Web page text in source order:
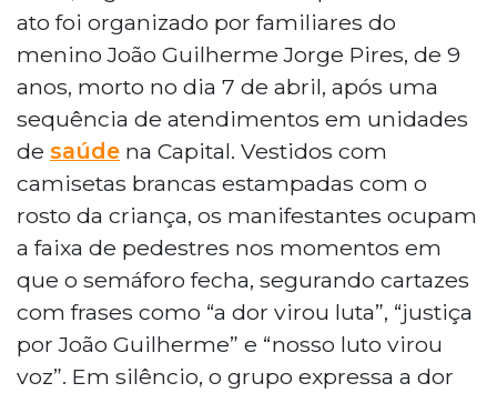
ato foi organizado por familiares do
menino João Guilherme Jorge Pires, de 9
anos, morto no dia 7 de abril, após uma
sequência de atendimentos em unidades
de saúde na Capital. Vestidos com
camisetas brancas estampadas com o
rosto da criança, os manifestantes ocupam
a faixa de pedestres nos momentos em
que o semáforo fecha, segurando cartazes
com frases como “a dor virou luta”, “justiça
por João Guilherme” e “nosso luto virou
voz”. Em silêncio, o grupo expressa a dor